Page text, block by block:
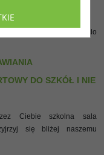
oferujemy siatki, gadżety do
DO SZKÓŁ I NIE
Ciebie szkolna sala
się bliżej naszemu